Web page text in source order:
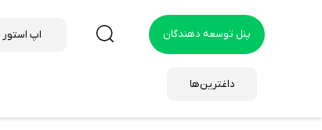
پنل توسعه دهندگان اپ استور
داغترین‌ها